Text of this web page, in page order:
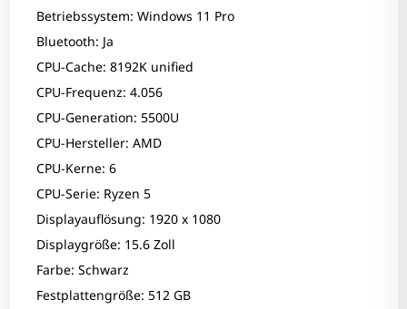
Betriebssystem: Windows 11 Pro
Bluetooth: Ja
CPU-Cache: 8192K unified
CPU-Frequenz: 4.056
CPU-Generation: 5500U
CPU-Hersteller: AMD
CPU-Kerne: 6
CPU-Serie: Ryzen 5
Displayauflösung: 1920 x 1080
Displaygröße: 15.6 Zoll
Farbe: Schwarz
Festplattengröße: 512 GB